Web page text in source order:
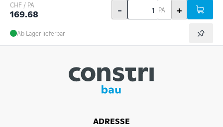
CHF / PA
169.68 - PA +
Ab Lager lieferbar
ADRESSE